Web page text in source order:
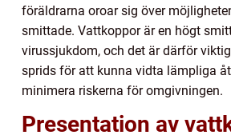
föräldrarna oroar sig över
smittade. Vattkoppor är en högt
virussjukdom, och det är därför
sprids för att kunna vidta lämpliga
minimera riskerna för omgivningen.
Presentation av